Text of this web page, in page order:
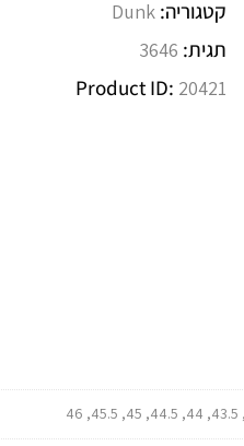
קטגוריה: Dunk
תגית: 3646
Product ID: 20421